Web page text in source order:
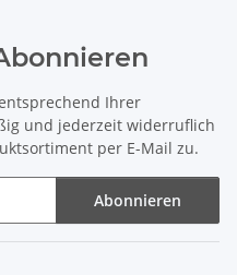
Ihrer
und jederzeit widerruflich
per E-Mail zu.
Abonnieren